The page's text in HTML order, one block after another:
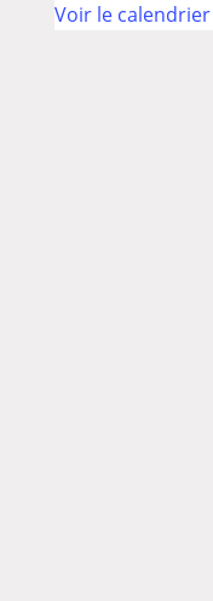
Voir le calendrier